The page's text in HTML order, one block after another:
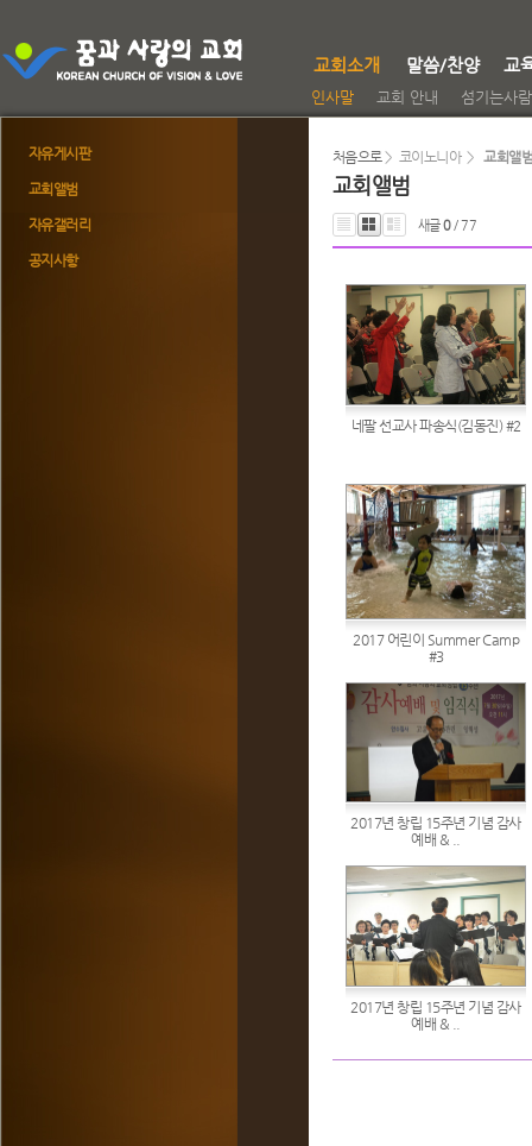
인사말 교회 안내 섬기는사
교회소개 말씀/찬양 교
자유게시판
교회앨범
자유갤러리
공지사항
처음으로> 코이노니아 >교회앨
교회앨범
새글0/ 77
네팔 선교사 파송식(김동진) #2
2017 어린이 Summer Camp
#3
2017년 창립 15주년 기념 감사
예배 & ..
2017년 창립 15주년 기념 감사
예배 & ..